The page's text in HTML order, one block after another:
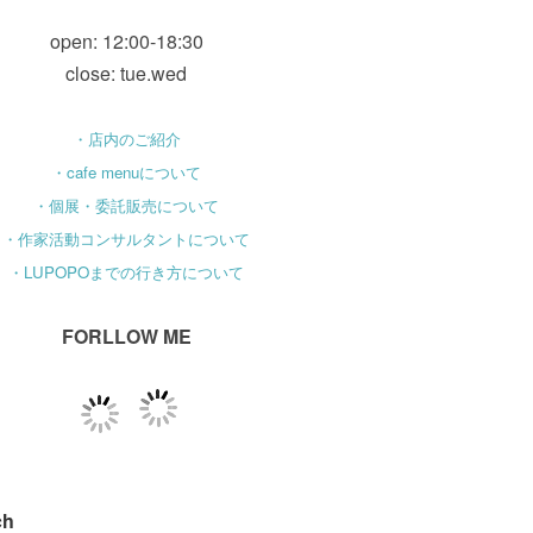
open: 12:00-18:30
close: tue.wed
・店内のご紹介
・cafe menuについて
・個展・委託販売について
・作家活動コンサルタントについて
・LUPOPOまでの行き方について
FORLLOW ME